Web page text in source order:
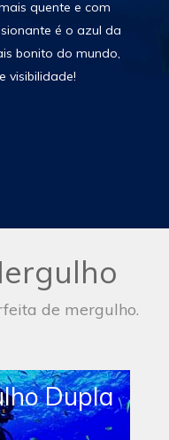
quente e com
é o azul da
bonito do mundo,
visibilidade!
de mergulho.